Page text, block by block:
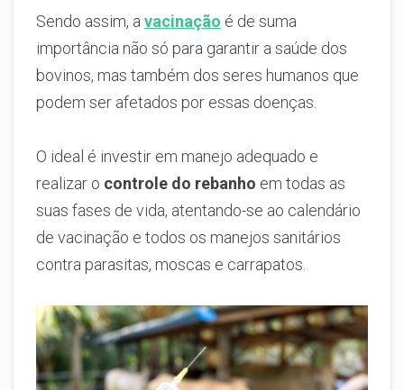
Sendo assim, a vacinação é de suma
importância não só para garantir a saúde dos
bovinos, mas também dos seres humanos que
podem ser afetados por essas doenças.
O ideal é investir em manejo adequado e
realizar o controle do rebanho em todas as
suas fases de vida, atentando-se ao calendário
de vacinação e todos os manejos sanitários
contra parasitas, moscas e carrapatos.